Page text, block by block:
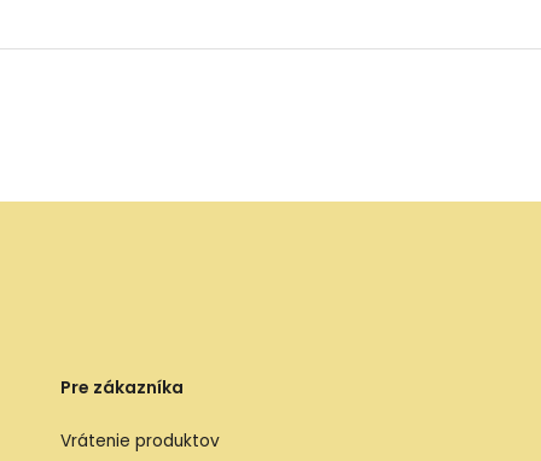
Pre zákazníka
Vrátenie produktov